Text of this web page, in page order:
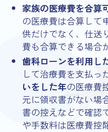
家族の医療費を合算
の医療費は合算して
供だけでなく、仕送
費も合算できる場合
歯科ローンを利用し
して治療費を支払っ
いをした年の医療費
元に領収書がない場
書の控えなどで確認
や手数料は医療費控